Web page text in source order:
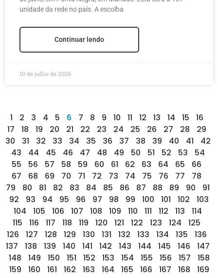
Shopping Ponta
Negra
unidade da rede no país. A escolha
Continuar lendo
10 de julho de 2026
1 2 3 4 5 6 7 8 9 10 11 12 13 14 15
16
17
18 19 20 21 22 23 24 25 26 27 28
29
30
31 32 33 34 35 36 37 38 39 40 41
42
43
44 45 46 47 48 49 50 51 52 53
54
55
56 57 58 59 60 61 62 63 64 65
66
67
68 69 70 71 72 73 74 75 76 77
78
79
80 81 82 83 84 85 86 87 88 89 90
91
92
93 94 95 96 97 98 99 100 101 102
103
104
105 106 107 108 109 110 111 112 113
114
115
116 117 118 119 120 121 122 123 124
125
126
127 128 129 130 131 132 133 134 135
136
137
138 139 140 141 142 143 144 145 146
147
148
149 150 151 152 153 154 155 156 157
158
159
160 161 162 163 164 165 166 167 168
169